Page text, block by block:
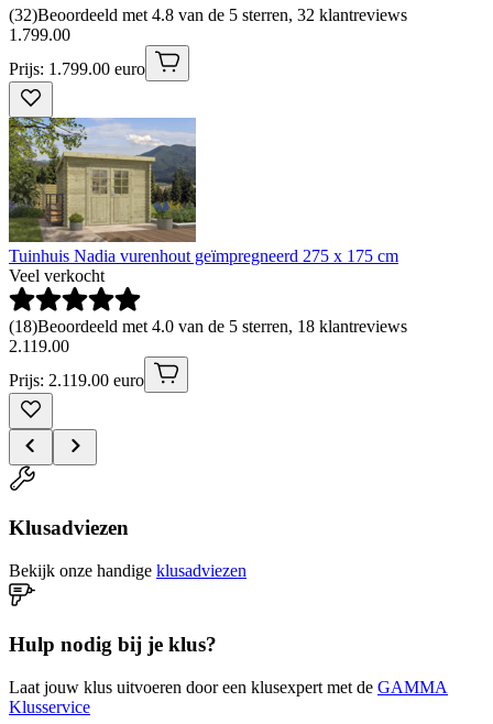
(32)Beoordeeld met 4.8 van de 5 sterren, 32 klantreviews
1 .799.00
Prijs: 1.799.00 euro
Tuinhuis Nadia vurenhout geïmpregneerd 275 x 175 cm
Veel verkocht
(18)Beoordeeld met 4.0 van de 5 sterren, 18 klantreviews
2.119.00
Prijs: 2.119.00 euro
Klusadviezen
Bekijk onze handige klusadviezen
Hulp nodig bij je klus?
Laat jouw klus uitvoeren door een klusexpert met de GAMMA
Klusservice